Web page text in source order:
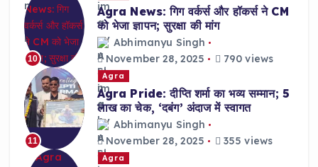
10
Agra News: गिग वर्कर्स और हॉकर्स ने CM
को भेजा ज्ञापन; सुरक्षा की मांग
Abhimanyu Singh
November 28, 2025
790 views
11
Agra
Agra Pride: दीप्ति शर्मा का भव्य सम्मान; 5
लाख का चेक, ‘दबंग’ अंदाज में स्वागत
Abhimanyu Singh
November 28, 2025
355 views
Agra